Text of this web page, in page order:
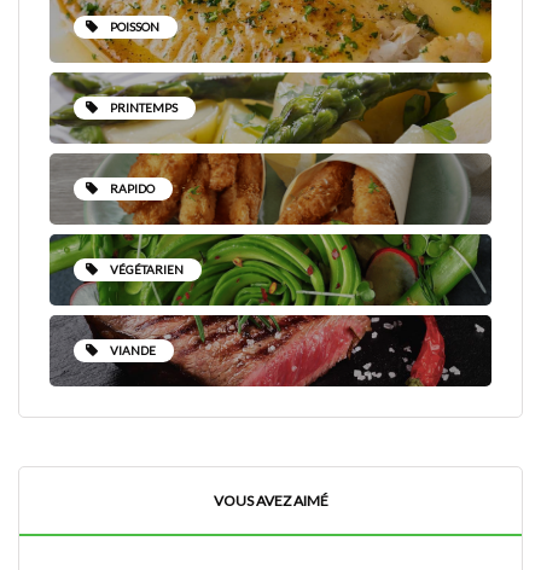
POISSON
PRINTEMPS
RAPIDO
VÉGÉTARIEN
VIANDE
VOUS AVEZ AIMÉ